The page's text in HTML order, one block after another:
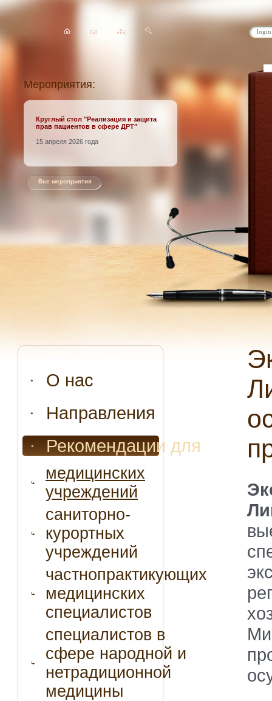
Мероприятия:
Круглый стол "Реализация и защита
прав пациентов в сфере ДРТ"
15 апреля 2026 года
Все мероприятия
О нас
Направления
Рекомендации для
медицинских
учреждений
саниторно-
курортных
учреждений
частнопрактикующих
медицинских
специалистов
специалистов в
сфере народной и
нетрадиционной
медицины
Экспресс-подготовка к проверке